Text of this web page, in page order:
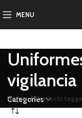
MENU
vigilancia
Categories
Home Products